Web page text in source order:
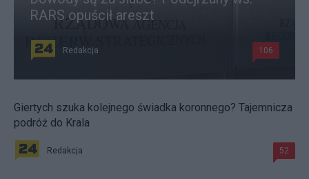
RARS opuścił areszt
Redakcja 106
Giertych szuka kolejnego świadka koronnego? Tajemnicza
podróż do Krala
Redakcja 52